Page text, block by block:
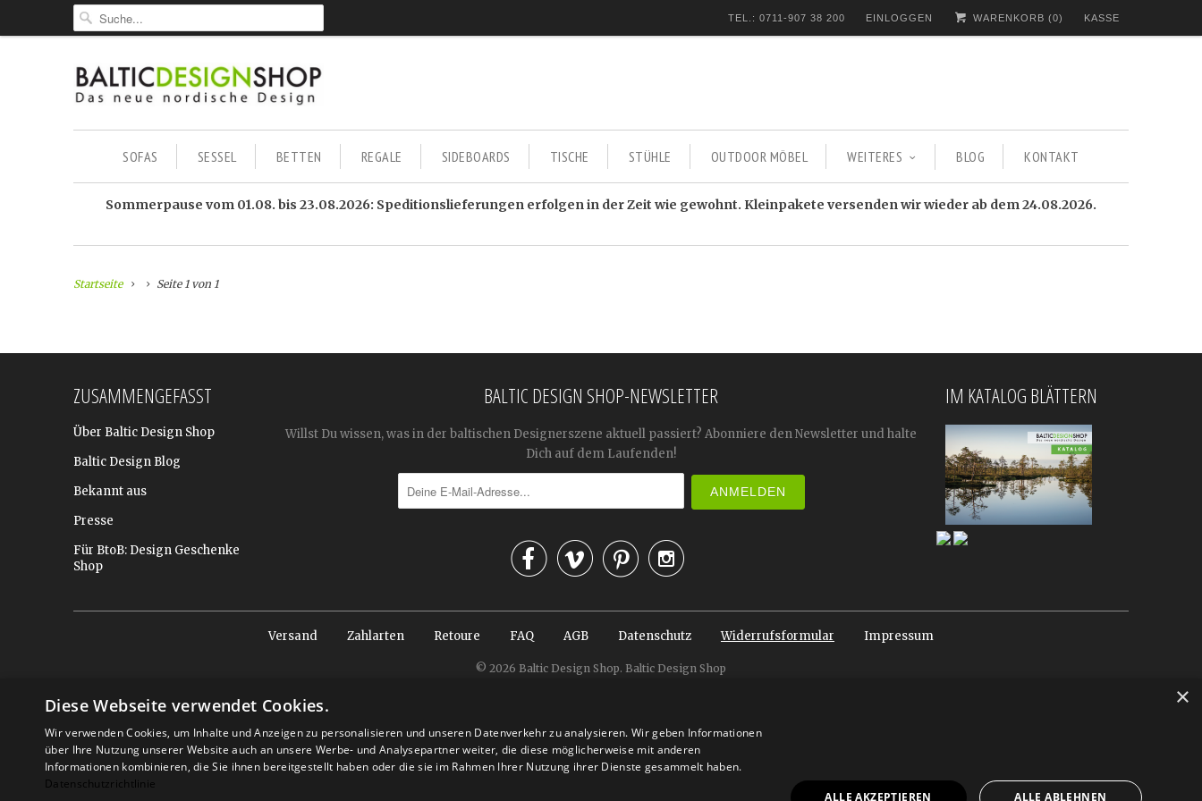
TEL.: 0711-907 38 200 EINLOGGEN WARENKORB (0) KASSE
SOFAS SESSEL BETTEN REGALE SIDEBOARDS TISCHE STÜHLE OUTDOOR MÖBEL WEITERES BLOG KONTAKT
Sommerpause vom 01.08. bis 23.08.2026: Speditionslieferungen erfolgen in der Zeit wie gewohnt. Kleinpakete versenden wir wieder ab dem 24.08.2026.
Startseite Seite 1 von 1
ZUSAMMENGEFASST
Über Baltic Design Shop
Baltic Design Blog
Bekannt aus
Presse
Für BtoB: Design Geschenke
Shop
BALTIC DESIGN SHOP-NEWSLETTER
Willst Du wissen, was in der baltischen Designerszene aktuell passiert? Abonniere den Newsletter und halte
Dich auf dem Laufenden!

IM KATALOG BLÄTTERN
Versand Zahlarten Retoure FAQ AGB Datenschutz Widerrufsformular Impressum
© 2026 Baltic Design Shop. Baltic Design Shop
×
Diese Webseite verwendet Cookies.
Wir verwenden Cookies, um Inhalte und Anzeigen zu personalisieren und unseren Datenverkehr zu analysieren. Wir geben Informationen
über Ihre Nutzung unserer Website auch an unsere Werbe- und Analysepartner weiter, die diese möglicherweise mit anderen
Informationen kombinieren, die Sie ihnen bereitgestellt haben oder die sie im Rahmen Ihrer Nutzung ihrer Dienste gesammelt haben.
Datenschutzrichtlinie
ALLE AKZEPTIEREN
ALLE ABLEHNEN